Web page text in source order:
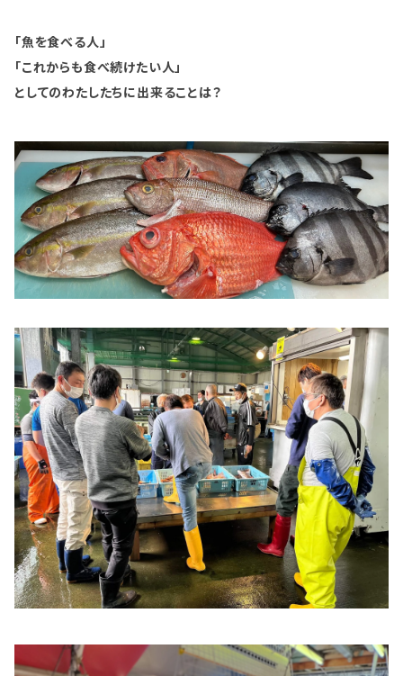
「魚を食べる人」
「これからも食べ続けたい人」
としてのわたしたちに出来ることは？